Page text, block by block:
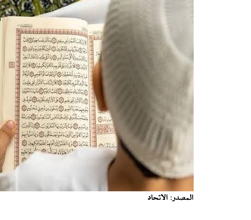
المصدر: الاتحاد